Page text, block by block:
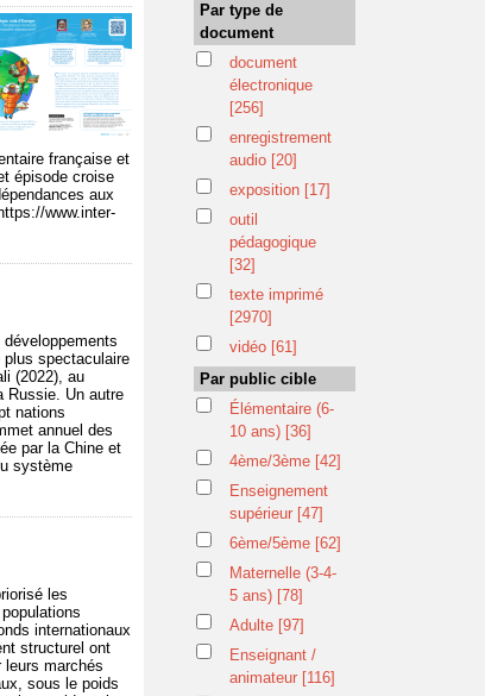
française et
épisode croise
aux
www.inter-
spectaculaire
(2022), au
Russie. Un autre
nations
annuel des
par la Chine et
système
les
internationaux
structurel ont
leurs marchés
sous le poids
Par type de
document
document
électronique
[256]
enregistrement
audio [20]
exposition [17]
outil
pédagogique
[32]
texte imprimé
[2970]
vidéo [61]
Par public cible
Élémentaire (6-
10 ans) [36]
4ème/3ème [42]
Enseignement
supérieur [47]
6ème/5ème [62]
Maternelle (3-4-
5 ans) [78]
Adulte [97]
Enseignant /
animateur [116]